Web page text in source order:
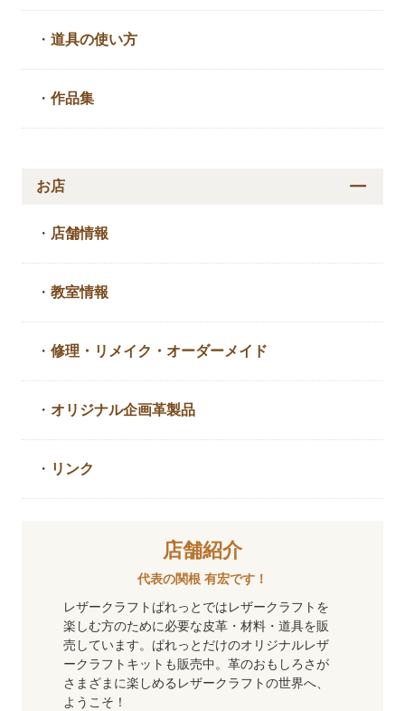
・道具の使い方
・作品集
お店
・ 店舗情報
・教室情報
・修理・リメイク・ オーダーメイド
・ オリジナル企画革製品
・ リンク
店舗紹介
代表の関根 有宏です！
レザークラフトぱれっとではレザークラフトを
楽しむ方のために必要な皮革・材料・道具を販
売しています。ぱれっとだけのオリジナルレザ
ークラフトキットも販売中。革のおもしろさが
さまざまに楽しめるレザークラフトの世界へ、
ようこそ！